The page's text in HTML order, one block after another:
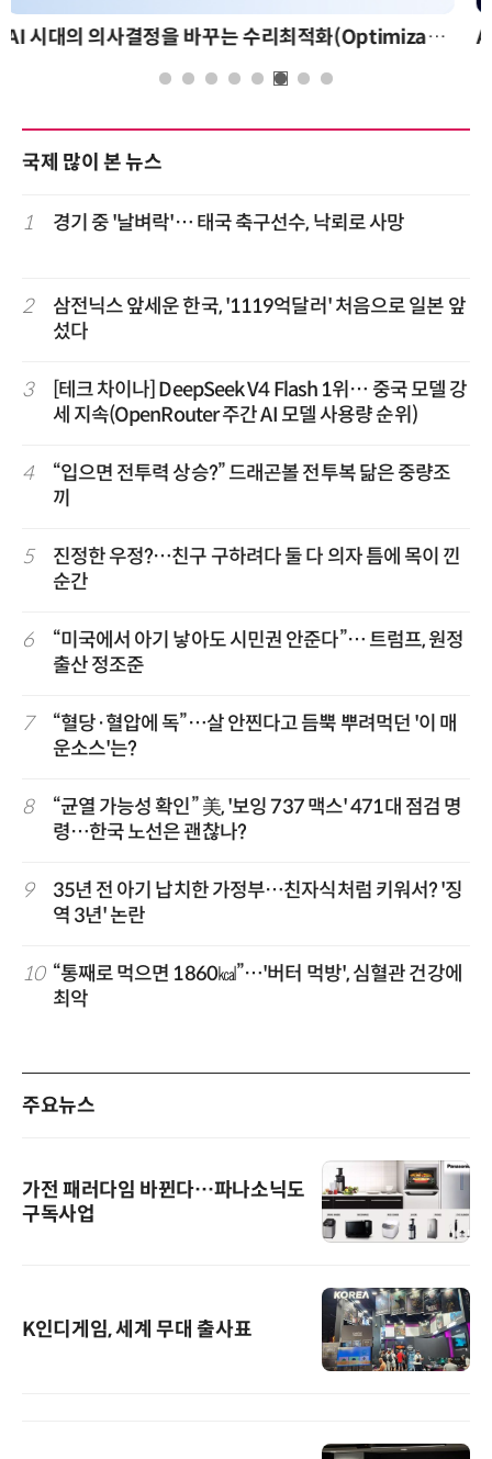
AI 핀옵스 실전 세미나: 폭증하는 AI 토큰 비용 관리 전략
국제 많이 본 뉴스
1 경기 중 '날벼락'… 태국 축구선수, 낙뢰로 사망
2
삼전닉스 앞세운 한국, '1119억달러' 처음으로 일본 앞
섰다
3
[테크 차이나] DeepSeek V4 Flash 1위… 중국 모델 강
세 지속(OpenRouter 주간 AI 모델 사용량 순위)
4
“입으면 전투력 상승?” 드래곤볼 전투복 닮은 중량조
끼
5
진정한 우정?…친구 구하려다 둘 다 의자 틈에 목이 낀
순간
6
“미국에서 아기 낳아도 시민권 안준다”… 트럼프, 원정
출산 정조준
7
“혈당·혈압에 독”…살 안찐다고 듬뿍 뿌려먹던 '이 매
운소스'는?
8
“균열 가능성 확인” 美, '보잉 737 맥스' 471대 점검 명
령…한국 노선은 괜찮나?
9
35년 전 아기 납치한 가정부…친자식처럼 키워서? '징
역 3년' 논란
10 “통째로 먹으면 1860㎉”…'버터 먹방', 심혈관 건강에
최악
주요뉴스
가전 패러다임 바뀐다…파나소닉도
구독사업
K인디게임, 세계 무대 출사표